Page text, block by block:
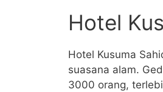
Hotel
Hotel Kusuma
suasana alam.
3000 orang,